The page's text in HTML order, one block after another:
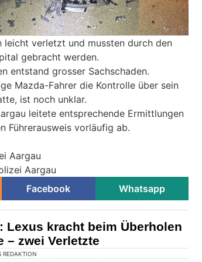
leicht verletzt und mussten durch den
gebracht werden.
entstand grosser Sachschaden.
Mazda-Fahrer die Kontrolle über sein
ist noch unklar.
leitete entsprechende Ermittlungen
Führerausweis vorläufig ab.
Aargau
Aargau
Facebook Whatsapp
Lexus kracht beim Überholen
– zwei Verletzte